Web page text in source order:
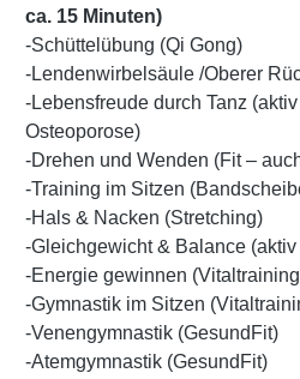
ca. 15 Minuten)
-Schüttelübung (Qi Gong)
-Lendenwirbelsäule /Oberer
-Lebensfreude durch Tanz
Osteoporose)
-Drehen und Wenden (Fit –
-Training im Sitzen
-Hals & Nacken (Stretching)
-Gleichgewicht & Balance
-Energie gewinnen
-Gymnastik im Sitzen
-Venengymnastik (GesundFit)
-Atemgymnastik (GesundFit)